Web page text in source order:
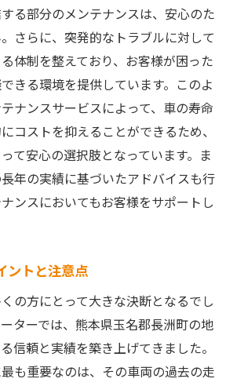
る部分のメンテナンスは、安心のた
さらに、突発的なトラブルに対して
体制を整えており、お客様が困った
きる環境を提供しています。このよ
ナンスサービスによって、車の寿命
コストを抑えることができるため、
て安心の選択肢となっています。ま
年の実績に基づいたアドバイスも行
ンスにおいてもお客様をサポートし
ントと注意点
の方にとって大きな決断となるでし
ターでは、熊本県玉名郡長洲町の地
信頼と実績を築き上げてきました。
も重要なのは、その車両の過去の走